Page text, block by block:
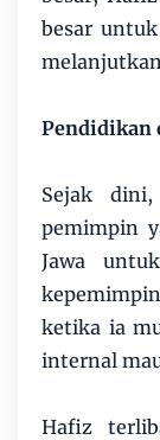
besar
Pendidikan
Sejak
pemimpin
Jawa
ketika ia
internal
Hafiz